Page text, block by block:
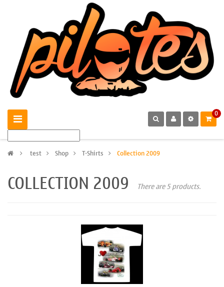
0
> test > Shop > T-Shirts > Collection 2009
COLLECTION 2009 There are 5 products.